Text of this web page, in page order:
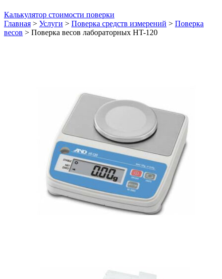
Калькулятор стоимости поверки
Главная > Услуги > Поверка средств измерений > Поверка
весов > Поверка весов лабораторных HT-120